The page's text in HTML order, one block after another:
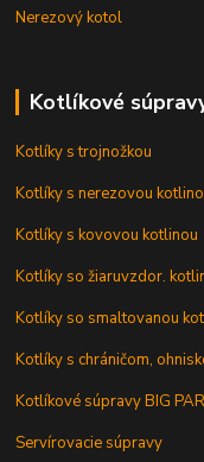
Nerezový kotol
Kotlíkové
Kotlíky s trojnožkou
Kotlíky s nerezovou
Kotlíky s kovovou kotlinou
Kotlíky so žiaruvzdor.
Kotlíky so smaltovanou
Kotlíky s chráničom,
Kotlíkové súpravy BIG
Servírovacie súpravy